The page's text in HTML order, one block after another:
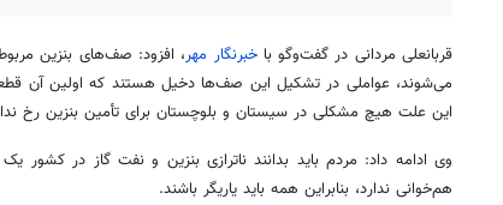
قربانعلی مردانی در گفت‌وگو با خبرنگار مهر، افزود: صف‌های بنزین
می‌شوند، عواملی در تشکیل این صف‌ها دخیل هستند که اولین آن قطعاً
این علت هیچ مشکلی در سیستان و بلوچستان برای تأمین بنزین رخ
وی ادامه داد: مردم باید بدانند ناترازی بنزین و نفت گاز در کشور
هم‌خوانی ندارد، بنابراین همه باید یاریگر باشند.